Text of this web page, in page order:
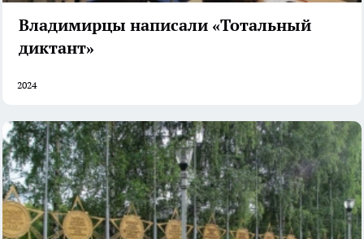
Владимирцы написали «Тотальный
диктант»
2024